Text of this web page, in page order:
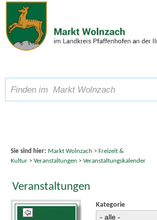
Zum Inhalt,zur Navigation
Schriftgröße A A A
Sie sind hier: Markt Wolnzach > Freizeit &
Kultur> Veranstaltungen > Veranstaltungskalender
Veranstaltungen
Kategorie